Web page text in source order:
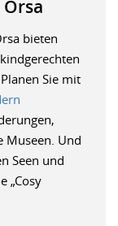
bieten
Sie mit
Museen. Und
Seen und
„Cosy